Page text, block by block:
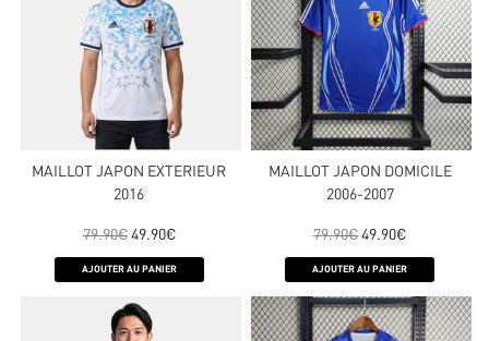
MAILLOT JAPON EXTERIEUR
2016
79.90€ 49.90€
AJOUTER AU PANIER
MAILLOT JAPON DOMICILE
2006-2007
79.90€ 49.90€
AJOUTER AU PANIER